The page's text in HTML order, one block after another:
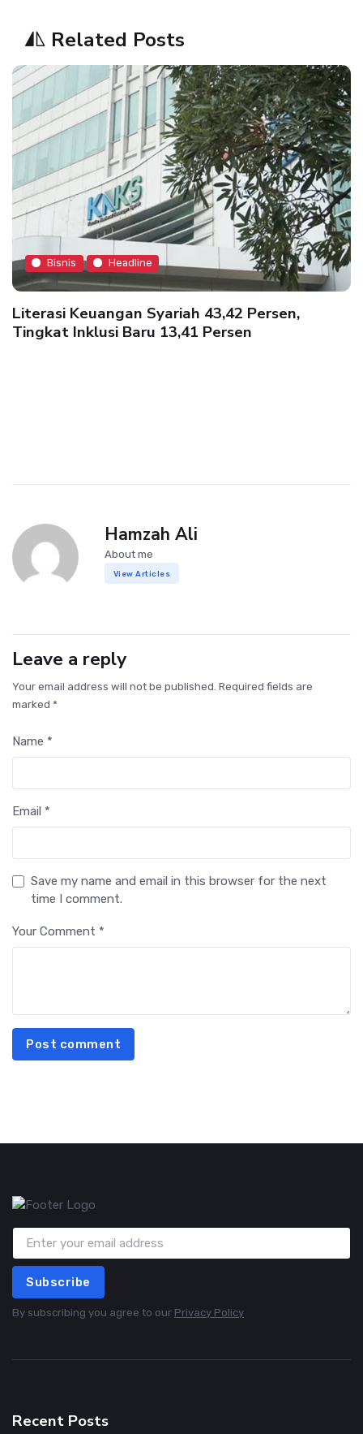
Related Posts
Bisnis Headline
Literasi Keuangan Syariah 43,42 Persen,
Tingkat Inklusi Baru 13,41 Persen
Hamzah Ali
About me
View Articles
Leave a reply
Your email address will not be published. Required fields are
marked *
Name *
Email *
Save my name and email in this browser for the next
time I comment.
Your Comment *
Post comment
Subscribe
By subscribing you agree to our Privacy Policy
Recent Posts